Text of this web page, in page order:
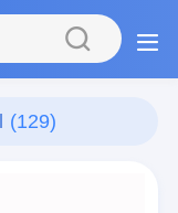
(129)